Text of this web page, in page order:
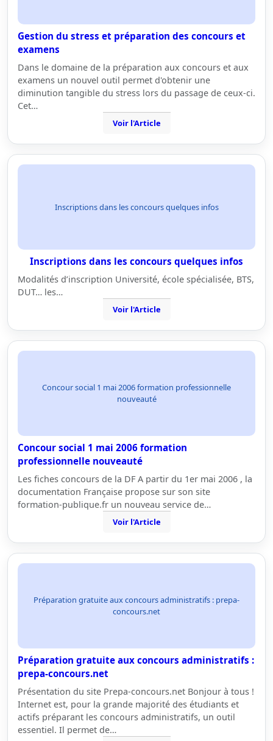
Gestion du stress et préparation des concours et
examens
Dans le domaine de la préparation aux concours et aux
examens un nouvel outil permet d'obtenir une
diminution tangible du stress lors du passage de ceux-ci.
Cet…
Voir l'Article
Inscriptions dans les concours quelques infos
Inscriptions dans les concours quelques infos
Modalités d’inscription Université, école spécialisée, BTS,
DUT… les…
Voir l'Article
Concour social 1 mai 2006 formation professionnelle
nouveauté
Concour social 1 mai 2006 formation
professionnelle nouveauté
Les fiches concours de la DF A partir du 1er mai 2006 , la
documentation Française propose sur son site
formation-publique.fr un nouveau service de…
Voir l'Article
Préparation gratuite aux concours administratifs : prepa-
concours.net
Préparation gratuite aux concours administratifs :
prepa-concours.net
Présentation du site Prepa-concours.net Bonjour à tous !
Internet est, pour la grande majorité des étudiants et
actifs préparant les concours administratifs, un outil
essentiel. Il permet de…